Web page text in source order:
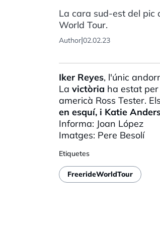
La cara sud-est del pic
World Tour.
Author|02.02.23
Iker Reyes, l'únic
La victòria ha estat
americà Ross Tester.
en esquí, i Katie
Informa: Joan López
Imatges: Pere Besolí
Etiquetes
FreerideWorldTour